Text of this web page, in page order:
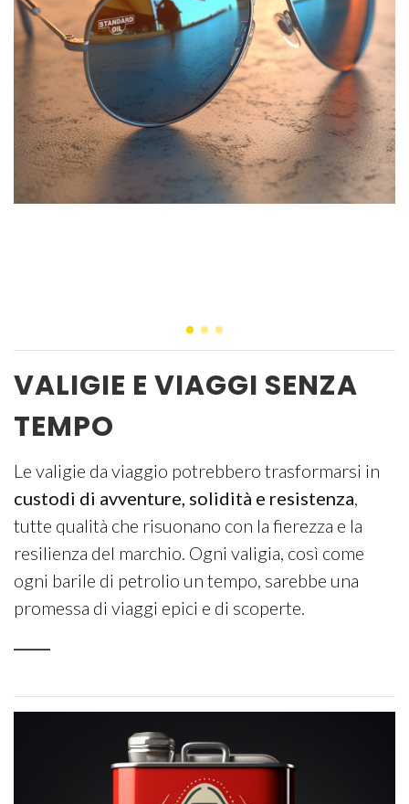
VALIGIE E VIAGGI SENZA
TEMPO
Le valigie da viaggio potrebbero trasformarsi in
custodi di avventure, solidità e resistenza,
tutte qualità che risuonano con la fierezza e la
resilienza del marchio. Ogni valigia, così come
ogni barile di petrolio un tempo, sarebbe una
promessa di viaggi epici e di scoperte.